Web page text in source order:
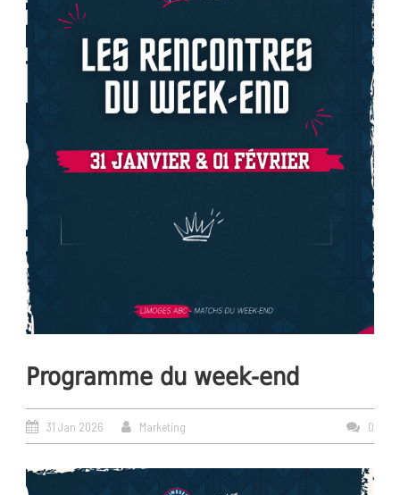
Programme du week-end
31 Jan 2026 Marketing 0